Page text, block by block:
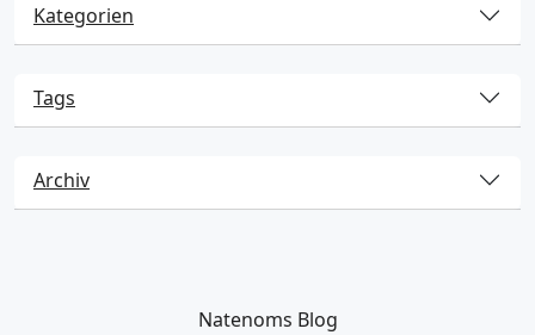
Kategorien
Tags
Archiv
Natenoms Blog